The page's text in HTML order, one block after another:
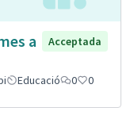
a
Acceptada
Educació 0 0